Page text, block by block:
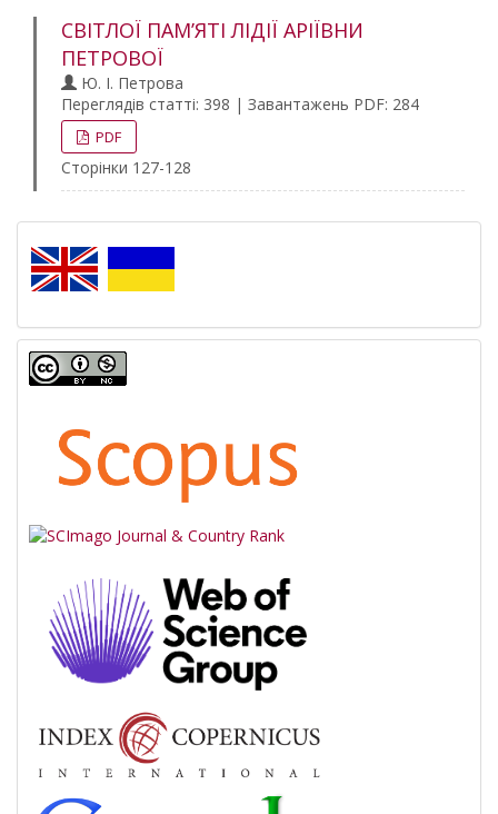
СВІТЛОЇ ПАМ’ЯТІ ЛІДІЇ АРІЇВНИ
ПЕТРОВОЇ
Ю. І. Петрова
Переглядів статті: 398 | Завантажень PDF: 284
PDF
Сторінки 127-128